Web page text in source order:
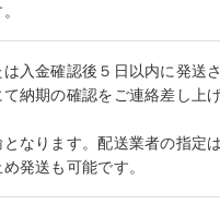
入金確認後５日以内に発送
納期の確認をご連絡差し上げ
なります。配送業者の指定
発送も可能です。